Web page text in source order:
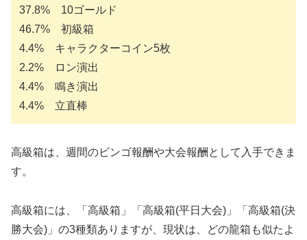
37.8% 10ゴールド
46.7% 初級箱
4.4% キャラクターコイン5枚
2.2% ロン演出
4.4% 鳴き演出
4.4% 立直棒
高級箱は、週間のビンゴ報酬や大会報酬として入手できま
す。
高級箱には、「高級箱」「高級箱(平日大会)」「高級箱(決
勝大会)」の3種類ありますが、現状は、どの龍箱も似たよ